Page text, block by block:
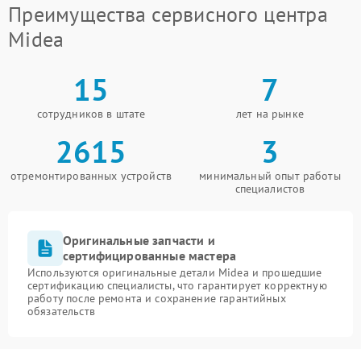
Преимущества сервисного центра
Midea
15
сотрудников в штате
7
лет на рынке
2615
отремонтированных устройств
3
минимальный опыт работы
специалистов
Оригинальные запчасти и
сертифицированные мастера
Используются оригинальные детали Midea и прошедшие
сертификацию специалисты, что гарантирует корректную
работу после ремонта и сохранение гарантийных
обязательств